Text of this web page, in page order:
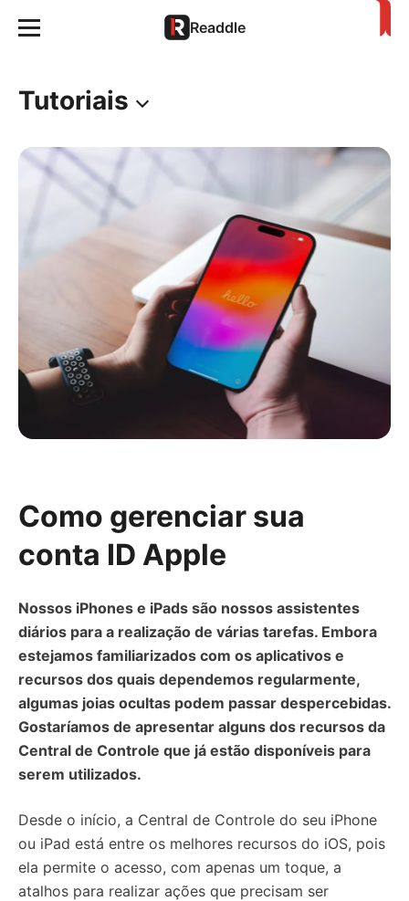
Readdle
Tutoriais
Como gerenciar sua
conta ID Apple
Nossos iPhones e iPads são nossos assistentes
diários para a realização de várias tarefas. Embora
estejamos familiarizados com os aplicativos e
recursos dos quais dependemos regularmente,
algumas joias ocultas podem passar despercebidas.
Gostaríamos de apresentar alguns dos recursos da
Central de Controle que já estão disponíveis para
serem utilizados.
Desde o início, a Central de Controle do seu iPhone
ou iPad está entre os melhores recursos do iOS, pois
ela permite o acesso, com apenas um toque, a
atalhos para realizar ações que precisam ser